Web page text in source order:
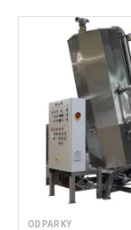
ODPARKY